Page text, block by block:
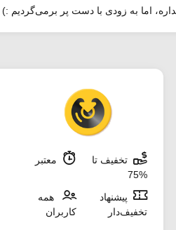
اما به زودی با دست پر برمی‌گردیم :)
تخفیف تا
%75
معتبر
پیشنهاد
تخفیف‌دار
همه
کاربران